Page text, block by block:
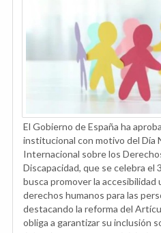
El Gobierno de España ha
institucional con motivo del Día
Internacional sobre los
Discapacidad, que se celebra el
busca promover la accesibilidad
derechos humanos para las
destacando la reforma del
obliga a garantizar su inclusión